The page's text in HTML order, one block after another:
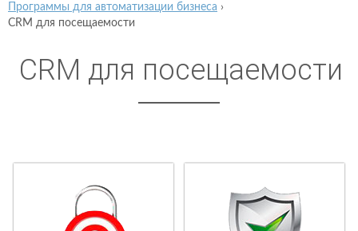
Программы для автоматизации бизнеса ›
CRM для посещаемости
CRM для посещаемости